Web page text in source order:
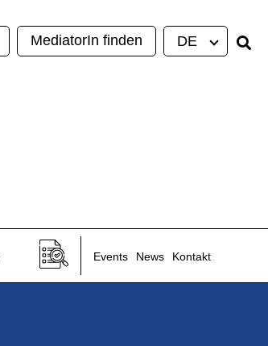
MediatorIn finden DE
Events News Kontakt